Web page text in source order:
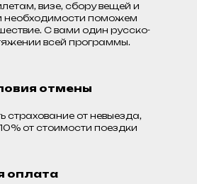
визе, сбору вещей и
необходимости поможем
С вами один русско-
всей программы.
отмены
от невыезда,
от стоимости поездки
оплата